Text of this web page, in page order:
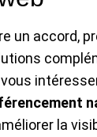
un accord,
la